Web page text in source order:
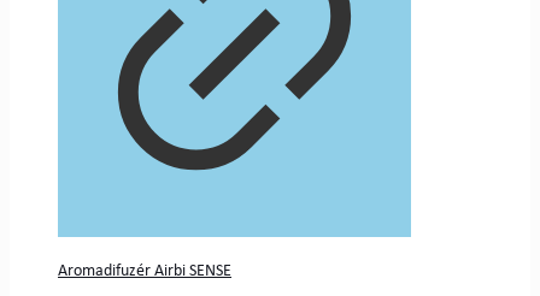
Aromadifuzér Airbi SENSE